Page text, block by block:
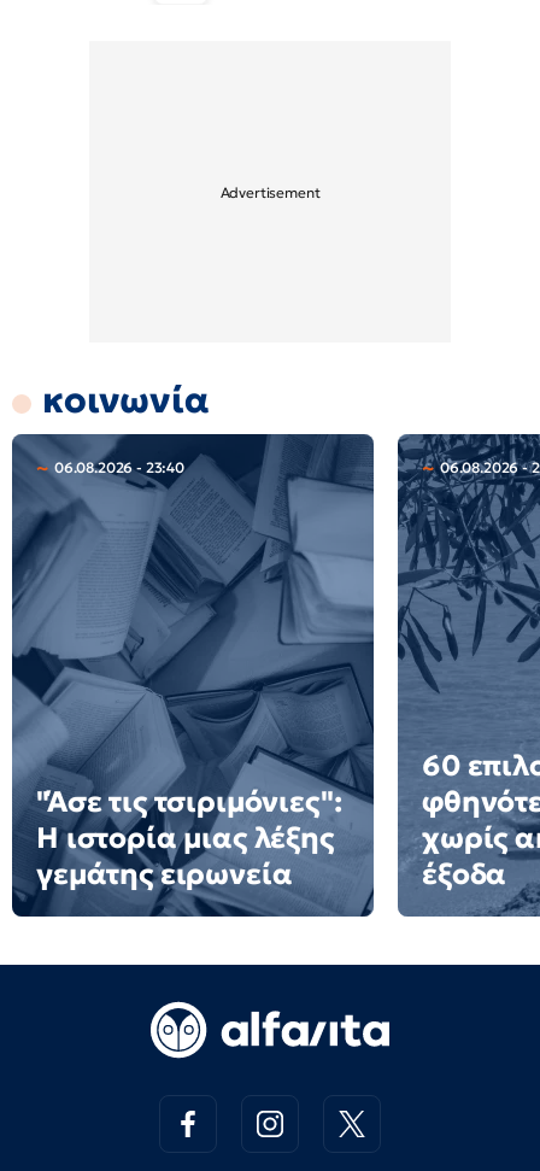
κοινωνία
06.08.2026 - 23:40
"Άσε τις τσιριμόνιες":
Η ιστορία μιας λέξης
γεμάτης ειρωνεία
06.08.2026 -
60
χωρίς
έξοδα